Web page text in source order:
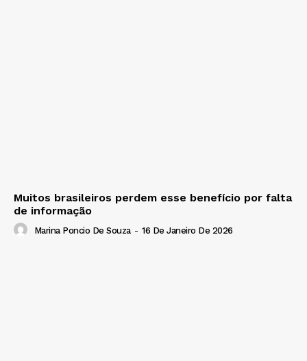
Muitos brasileiros perdem esse benefício por falta
de informação
Marina Poncio De Souza - 16 De Janeiro De 2026